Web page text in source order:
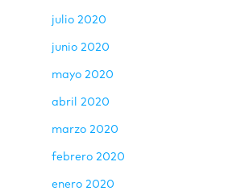
julio 2020
junio 2020
mayo 2020
abril 2020
marzo 2020
febrero 2020
enero 2020